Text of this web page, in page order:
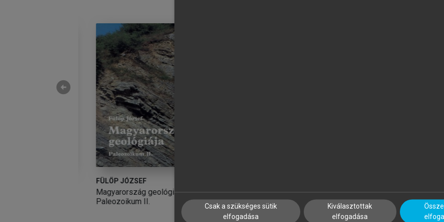
FÜLÖP JÓZSEF
Magyarország geológiája.
Paleozoikum II.
A Kárpát-medence földrajza Magyarország
arrow_circle_left
Csak a szükséges sütik
elfogadása
Kiválasztottak
elfogadása